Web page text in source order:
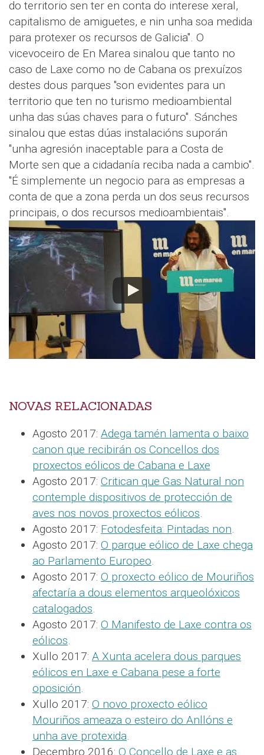
do territorio sen ter en conta do interese xeral,
capitalismo de amiguetes, e nin unha soa medida
para protexer os recursos de Galicia". O
vicevoceiro de En Marea sinalou que tanto no
caso de Laxe como no de Cabana os prexuízos
destes dous parques "son evidentes para un
territorio que ten no turismo medioambiental
unha das súas chaves para o futuro". Sánches
sinalou que estas dúas instalacións suporán
"unha agresión inaceptable para a Costa de
Morte sen que a cidadanía reciba nada a cambio".
"É simplemente un negocio para as empresas a
conta de que a zona perda un dos seus recursos
principais, o dos recursos medioambientais".
NOVAS RELACIONADAS
Agosto 2017: Adega tamén lamenta o baixo
canon que recibirán os Concellos dos
proxectos eólicos de Cabana e Laxe
Agosto 2017: Critican que Gas Natural non
contemple dispositivos de protección de
aves nos novos proxectos eólicos.
Agosto 2017: Fotodesfeita: Pintadas non.
Agosto 2017: O parque eólico de Laxe chega
ao Parlamento Europeo.
Agosto 2017: O proxecto eólico de Mouriños
afectaría a dous elementos arqueolóxicos
catalogados.
Agosto 2017: O Manifesto de Laxe contra os
eólicos.
Xullo 2017: A Xunta acelera dous parques
eólicos en Laxe e Cabana pese a forte
oposición.
Xullo 2017: O novo proxecto eólico
Mouriños ameaza o esteiro do Anllóns e
unha ave protexida.
Decembro 2016: O Concello de Laxe e as